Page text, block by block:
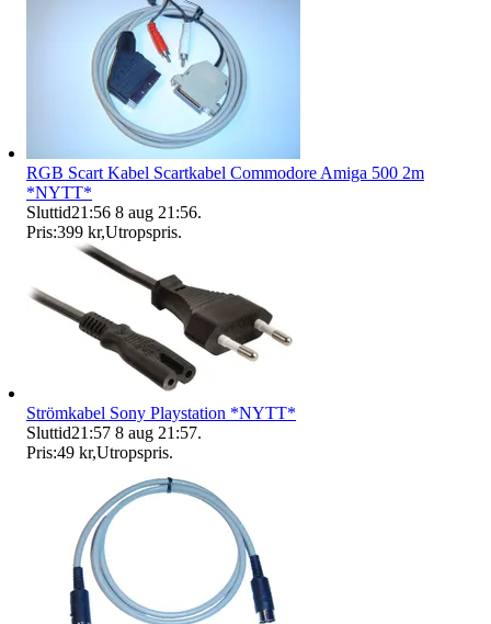
RGB Scart Kabel Scartkabel Commodore Amiga 500 2m
*NYTT*
Sluttid21:56 8 aug 21:56.
Pris:399 kr,Utropspris.
Strömkabel Sony Playstation *NYTT*
Sluttid21:57 8 aug 21:57.
Pris:49 kr,Utropspris.